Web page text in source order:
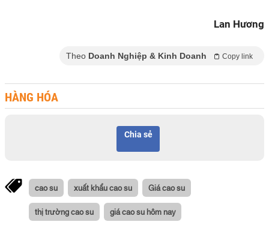
Lan Hương
Theo Doanh Nghiệp & Kinh Doanh Copy link
HÀNG HÓA
Chia sẻ
cao su xuất khẩu cao su Giá cao su
thị trường cao su giá cao su hôm nay